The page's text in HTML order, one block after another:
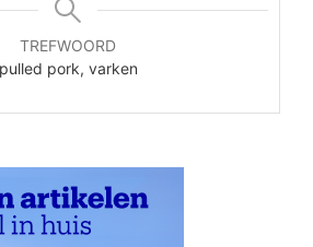
TREFWOORD
pulled pork, varken